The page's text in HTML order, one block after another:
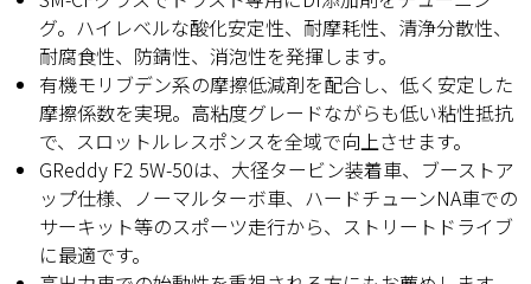
グ。ハイレベルな酸化安定性、耐摩耗性、清浄分散性、
耐腐食性、防錆性、消泡性を発揮します。
有機モリブデン系の摩擦低減剤を配合し、低く安定した
摩擦係数を実現。高粘度グレードながらも低い粘性抵抗
で、スロットルレスポンスを全域で向上させます。
GReddy F2 5W-50は、大径タービン装着車、ブーストア
ップ仕様、ノーマルターボ車、ハードチューンNA車での
サーキット等のスポーツ走行から、ストリートドライブ
に最適です。